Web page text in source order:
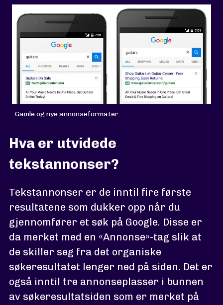
Gamle og nye annonseformater
Hva er utvidede
tekstannonser?
Tekstannonser er de inntil fire første
resultatene som dukker opp når du
gjennomfører et søk på Google. Disse er
da merket med en «Annonse»-tag slik at
de skiller seg fra det organiske
søkeresultatet lenger ned på siden. Det er
også inntil tre annonseplasser i bunnen
av søkeresultatsiden som er merket på